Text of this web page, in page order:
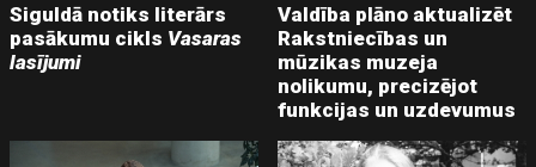
Siguldā notiks literārs
pasākumu cikls Vasaras
lasījumi
Valdība plāno aktualizēt
Rakstniecības un
mūzikas muzeja
nolikumu, precizējot
funkcijas un uzdevumus